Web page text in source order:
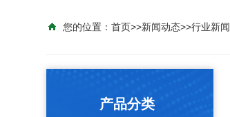
您的位置：首页>>新闻动态>>行业新闻
产品分类